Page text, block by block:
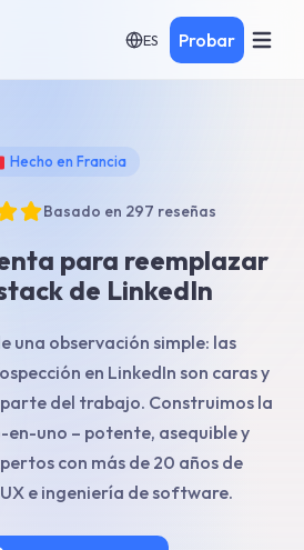
ES Probar
Hecho en Francia
Basado en 297 reseñas
para reemplazar
de LinkedIn
una observación simple: las
en LinkedIn son caras y
del trabajo. Construimos la
uno – potente, asequible y
con más de 20 años de
e ingeniería de software.